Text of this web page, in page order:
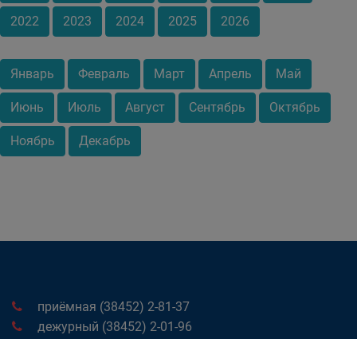
2022 2023 2024 2025 2026
Январь Февраль Март Апрель Май
Июнь Июль Август Сентябрь Октябрь
Ноябрь Декабрь
приёмная (38452) 2-81-37
дежурный (38452) 2-01-96